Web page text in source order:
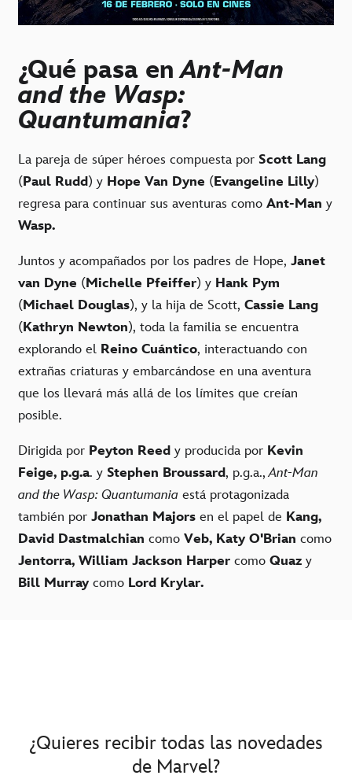
¿Qué pasa enAnt-Man
and the Wasp:
Quantumania?
La pareja de súper héroes compuesta por Scott Lang
(Paul Rudd) y Hope Van Dyne (Evangeline Lilly)
regresa para continuar sus aventuras como Ant-Man y
Wasp.
Juntos y acompañados por los padres de Hope, Janet
van Dyne (Michelle Pfeiffer) y Hank Pym
(Michael Douglas), y la hija de Scott, Cassie Lang
(Kathryn Newton), toda la familia se encuentra
explorando el Reino Cuántico, interactuando con
extrañas criaturas y embarcándose en una aventura
que los llevará más allá de los límites que creían
posible.
Dirigida por Peyton Reed y producida por Kevin
Feige, p.g.a. y Stephen Broussard, p.g.a., Ant-Man
and the Wasp: Quantumania está protagonizada
también por Jonathan Majors en el papel de Kang,
David Dastmalchian como Veb, Katy O'Brian como
Jentorra, William Jackson Harper como Quaz y
Bill Murray como Lord Krylar.
¿Quieres recibir todas las novedades
de Marvel?